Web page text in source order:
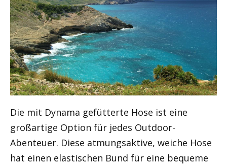
Die mit Dynama gefütterte Hose ist eine
großartige Option für jedes Outdoor-
Abenteuer. Diese atmungsaktive, weiche Hose
hat einen elastischen Bund für eine bequeme